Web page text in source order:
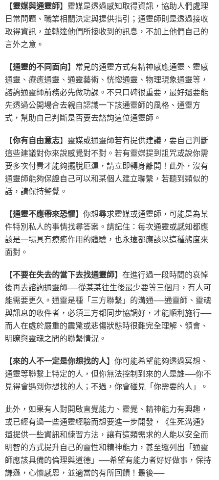
【靈媒與通靈師】靈媒是透過感知取得資訊，協助人們處理
日常問題、職業相關決定與提供指引；通靈師則是透過接收
取得資訊，並轉達他們所接收到的訊息，不加上他們自己的
言外之意。
【通靈的不同面向】常見的通靈方式有精神感應通靈、靈感
通靈、療癒通靈、通靈藝術、恍惚通靈、物理現象通靈等，
諮詢通靈師前務必先做功課。不只口碑很重要，最好還要能
先透過公開場合去親自認識一下該通靈師的風格、通靈方
式，幫助自己判斷是否要去諮詢這位通靈師。
【你有自由意志】靈媒或通靈師若有提供建議，要自己判斷
這些建議對你來說感覺對不對。若有靈媒提到詛咒或說你需
要多次付費才能夠擺脫厄運，請立即轉身離開！此外，沒有
通靈師能夠保證自己可以和某個人建立聯繫，若聽到類似的
話，請保持警覺。
【通靈不應帶來恐懼】你想尋求靈媒或通靈師，可能是為某
件特別私人的事情找尋答案。請記住：每次通靈或感知都應
該是一場具有療癒作用的體驗，也永遠都應該以這種態度來
面對。
【不要在失去的當下去找通靈師】在進行過一段時間的哀悼
後再去諮詢通靈師──從某某往生後最少要等三個月，有人可
能需要更久。通靈是種「三方聯繫」的溝通──通靈師、靈魂
與訊息的收件者，必須三方都同步協調好，才能順利施行──
而人在處於嚴重的震驚或悲傷狀態時很難完全理解、領會、
明瞭與靈魂之間的聯繫情況。
【來的人不一定是你想找的人】你可能希望能夠透過冥想、
通靈等聯繫上特定的人，但你無法控制到來的人是誰──你不
見得會遇到你想找的人；不過，你會碰見「你需要的人」。
此外，如果有人對開啟直覺能力、靈覺、精神能力有興趣，
或已經有過一些通靈經驗而想要進一步開發，《生死溝通》
還提供一些資訊和練習方法，讓有這類需求的人能以安全而
明智的方式提升自己的靈性和精神能力，甚至還列出「通靈
師應該具備的倫理與道德」──希望有能力者好好做事，保持
謙遜，心懷感恩，並適當的有所回饋！最後──